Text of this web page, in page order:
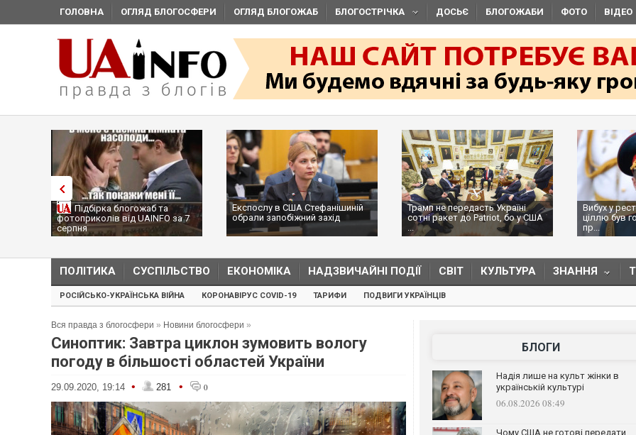
ГОЛОВНА ОГЛЯД БЛОГОСФЕРИ ОГЛЯД БЛОГОЖАБ БЛОГОСТРІЧКА ДОСЬЄ БЛОГОЖАБИ ФОТО ВІДЕО
Підбірка блогожаб та
фотоприколів від UAINFO за 7
серпня
Експослу в США Стефанішиній
обрали запобіжний захід
Трамп не передасть Україні
сотні ракет до Patriot, бо у США
...
Вибух у
ціллю був
пр...
ПОЛІТИКА СУСПІЛЬСТВО ЕКОНОМІКА НАДЗВИЧАЙНІ ПОДІЇ СВІТ КУЛЬТУРА ЗНАННЯ
РОСІЙСЬКО-УКРАЇНСЬКА ВІЙНА КОРОНАВІРУС COVID-19 ТАРИФИ ПОДВИГИ УКРАЇНЦІВ
Вся правда з блогосфери » Новини блогосфери »
Синоптик: Завтра циклон зумовить вологу
погоду в більшості областей України
29.09.2020, 19:14 • 281 • 0
БЛОГИ
Надія лише на культ жінки в
українській культурі
06.08.2026 08:49
Чому США не готові передати